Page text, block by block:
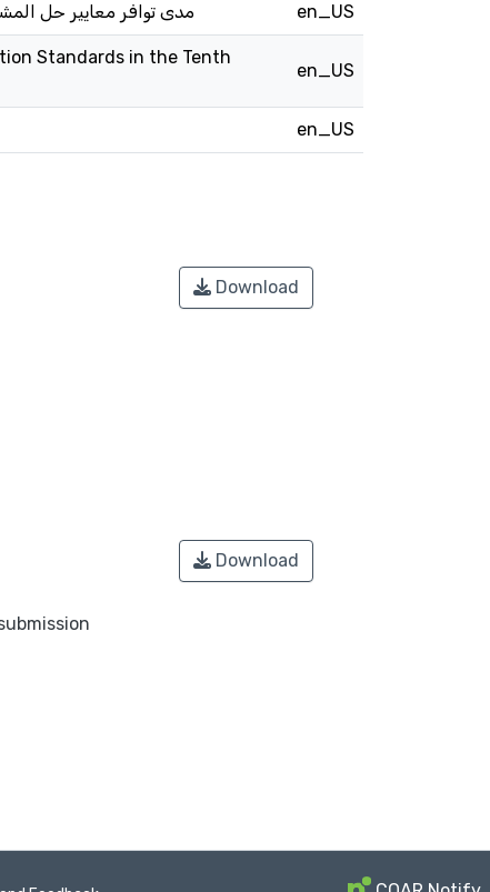
مدى توافر معايير حل en_US
Standards in the Tenth
en_US
en_US
Download
Download